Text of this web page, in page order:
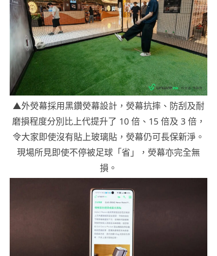
▲外熒幕採用黑鑽熒幕設計，熒幕抗摔、防刮及耐
磨損程度分別比上代提升了 10 倍、15 倍及 3 倍，
令大家即使沒有貼上玻璃貼，熒幕仍可長保新淨。
現場所見即使不停被足球「省」，熒幕亦完全無
損。